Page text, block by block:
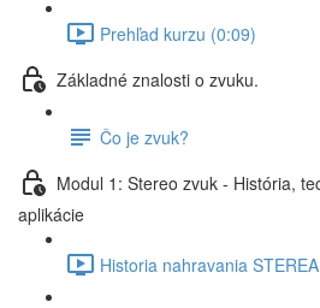
Prehľad kurzu (0:09)
Základné znalosti o zvuku.
Čo je zvuk?
Modul 1: Stereo zvuk - História,
aplikácie
Historia nahravania